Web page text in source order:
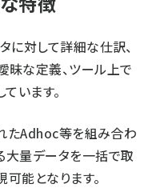
に対して詳細な仕訳、
昧な定義、ツール上で
います。
たAdhoc等を組み合わ
大量データを一括で取
能となります。